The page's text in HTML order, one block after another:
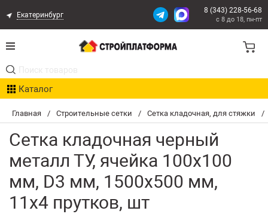
Главная / Строительные сетки / Сетка кладочная, для стяжки /
Сетка кладочная черный
металл ТУ, ячейка 100х100
мм, D3 мм, 1500х500 мм,
11х4 прутков, шт
Екатеринбург
8 (343) 228-56-68
с 8 до 18, пн-пт
Каталог
Акции
Расчет доставки
Организациям
Статьи
Контакты